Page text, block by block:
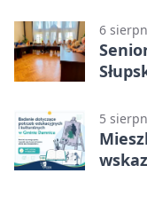
6
5